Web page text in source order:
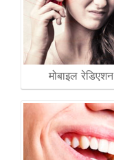
मोबाइल